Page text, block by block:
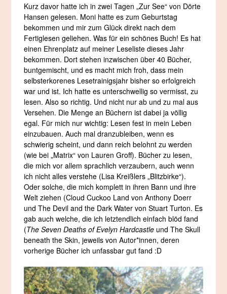
Kurz davor hatte ich in zwei Tagen „Zur See“ von Dörte
Hansen gelesen. Moni hatte es zum Geburtstag
bekommen und mir zum Glück direkt nach dem
Fertiglesen geliehen. Was für ein schönes Buch! Es hat
einen Ehrenplatz auf meiner Leseliste dieses Jahr
bekommen. Dort stehen inzwischen über 40 Bücher,
buntgemischt, und es macht mich froh, dass mein
selbsterkorenes Lesetrainigsjahr bisher so erfolgreich
war und ist. Ich hatte es unterschwellig so vermisst, zu
lesen. Also so richtig. Und nicht nur ab und zu mal aus
Versehen. Die Menge an Büchern ist dabei ja völlig
egal. Für mich nur wichtig: Lesen fest in mein Leben
einzubauen. Auch mal dranzubleiben, wenn es
schwierig scheint, und dann reich belohnt zu werden
(wie bei „Matrix“ von Lauren Groff). Bücher zu lesen,
die mich vor allem sprachlich verzaubern, auch wenn
ich nicht alles verstehe (Lisa Kreißlers „Blitzbirke“).
Oder solche, die mich komplett in ihren Bann und ihre
Welt ziehen (Cloud Cuckoo Land von Anthony Doerr
und The Devil and the Dark Water von Stuart Turton. Es
gab auch welche, die ich letztendlich einfach blöd fand
(The Seven Deaths of Evelyn Hardcastle und The Skull
beneath the Skin, jeweils von Autor*innen, deren
vorherige Bücher ich unfassbar gut fand :D